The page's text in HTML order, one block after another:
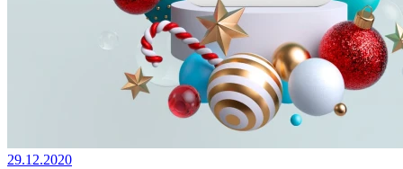
29.12.2020